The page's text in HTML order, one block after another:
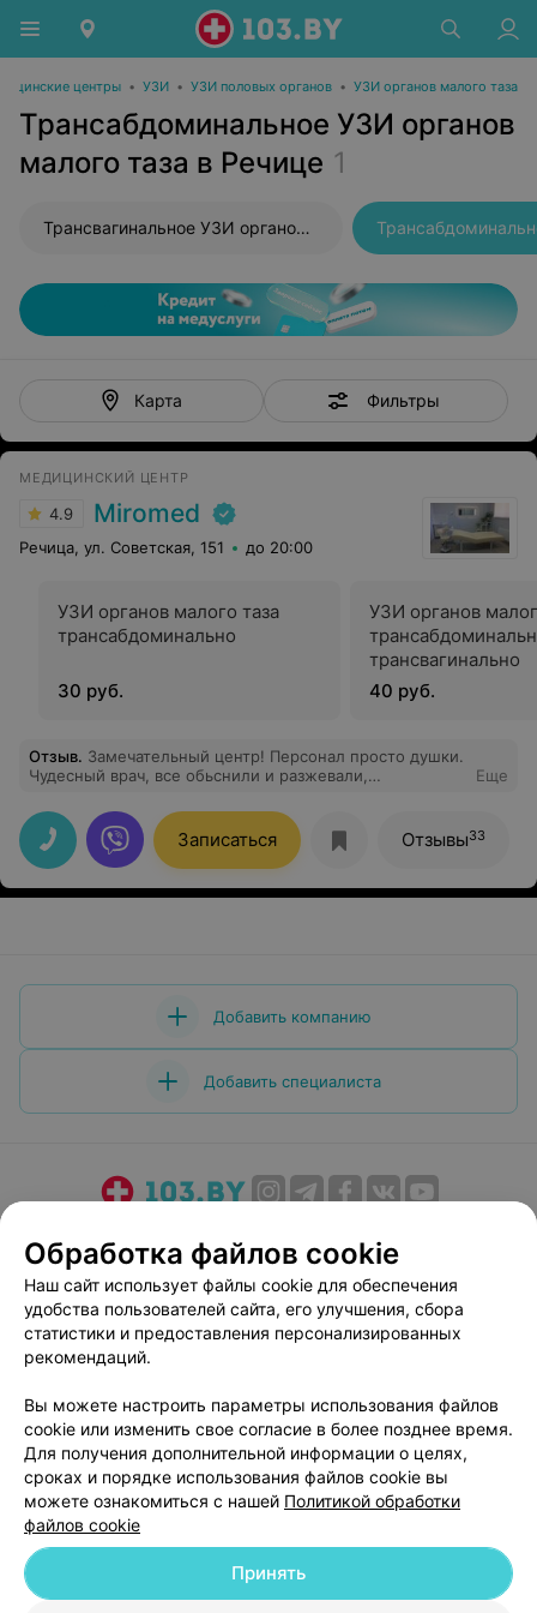
центры • УЗИ • УЗИ половых органов • УЗИ органов малого таза
Трансабдоминальное УЗИ органов
малого таза в Речице 1
Трансвагинальное УЗИ органов малого таза
Карта Фильтры
МЕДИЦИНСКИЙ ЦЕНТР
4.9 Miromed
Речица, ул. Советская, 151 до 20:00
УЗИ органов малого таза
трансабдоминально
30 руб.
УЗИ органов
трансвагинально
40 руб.
Отзыв. Замечательный центр! Персонал просто душки.
Чудесный врач, все обьснили и разжевали,
Еще
Записаться Отзывы33
Добавить компанию
Добавить специалиста
Медицинский маркетинг
Публичный договор
Пользовательское соглашение
Способы оплаты
Вакансии
Партнеры
Написать руководителю 103.by
Персональные настройки cookie
Обработка персональных данных
Обработка файлов cookie
Наш сайт использует файлы cookie для обеспечения
удобства пользователей сайта, его улучшения, сбора
статистики и предоставления персонализированных
рекомендаций.
Вы можете настроить параметры использования файлов
cookie или изменить свое согласие в более позднее время.
Для получения дополнительной информации о целях,
сроках и порядке использования файлов cookie вы
можете ознакомиться с нашей Политикой обработки
файлов cookie
Принять